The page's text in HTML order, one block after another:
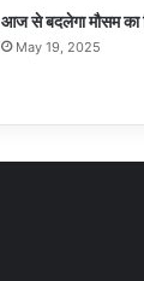
आज से बदलेगा मौसम का
May 19, 2025